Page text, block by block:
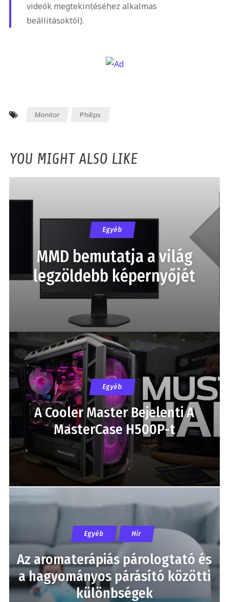
videók megtekintéséhez alkalmas
beállításoktól).
Monitor Philips
YOU MIGHT ALSO LIKE
Egyéb
MMD bemutatja a világ
legzöldebb képernyőjét
Egyéb
A Cooler Master Bejelenti A
MasterCase H500P-t
Egyéb Hír
Az aromaterápiás párologtató és
a hagyományos párásító közötti
különbségek